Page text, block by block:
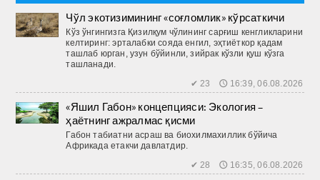
Чўл экотизимининг «соғломлик» кўрсаткичи
Кўз ўнгингизга Қизилқум чўлининг сарғиш кенгликларини
келтиринг: эрталабки сояда енгил, эҳтиёткор қадам
ташлаб юрган, узун бўйинли, зийрак кўзли қуш кўзга
ташланади.
✔ 23 🕔 16:39, 06.08.2026
«Яшил Габон» концепцияси: Экология –
ҳаётнинг ажралмас қисми
Габон табиатни асраш ва биохилмахиллик бўйича
Африкада етакчи давлатдир.
✔ 28 🕔 16:35, 06.08.2026